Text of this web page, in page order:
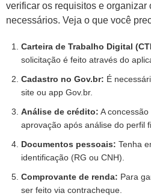
verificar os requisitos e organizar
necessários. Veja o que você
Carteira de Trabalho Digital
solicitação é feito através do
Cadastro no Gov.br: É
site ou app Gov.br.
Análise de crédito: A
aprovação após análise do perfil
Documentos pessoais: Tenha
identificação (RG ou CNH).
Comprovante de renda: Para
ser feito via contracheque.